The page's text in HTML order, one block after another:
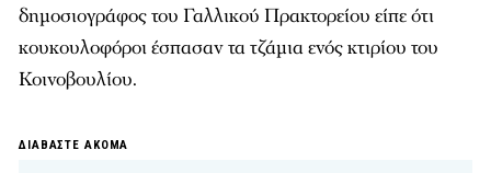
δημοσιογράφος του Γαλλικού Πρακτορείου είπε ότι
κουκουλοφόροι έσπασαν τα τζάμια ενός κτιρίου του
Κοινοβουλίου.
ΔΙΑΒΑΣΤΕ ΑΚΟΜΑ